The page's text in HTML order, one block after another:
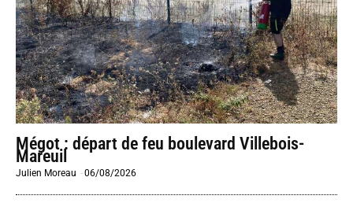
Mégot : départ de feu boulevard Villebois-
Mareuil
Julien Moreau -06/08/2026